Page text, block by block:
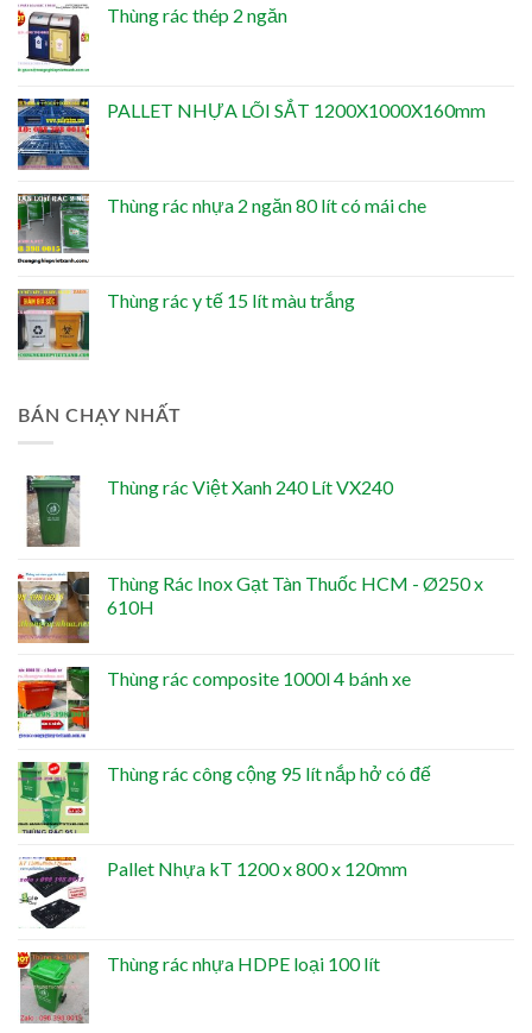
Thùng rác thép 2 ngăn
PALLET NHỰA LÕI SẮT 1200X1000X160mm
Thùng rác nhựa 2 ngăn 80 lít có mái che
Thùng rác y tế 15 lít màu trắng
BÁN CHẠY NHẤT
Thùng rác Việt Xanh 240 Lít VX240
Thùng Rác Inox Gạt Tàn Thuốc HCM - Ø250 x
610H
Thùng rác composite 1000l 4 bánh xe
Thùng rác công cộng 95 lít nắp hở có đế
Pallet Nhựa kT 1200 x 800 x 120mm
Thùng rác nhựa HDPE loại 100 lít